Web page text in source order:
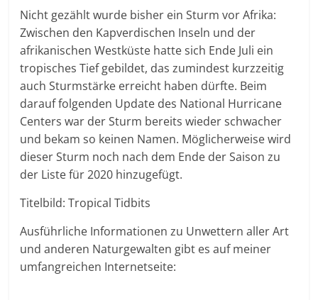
Nicht gezählt wurde bisher ein Sturm vor Afrika:
Zwischen den Kapverdischen Inseln und der
afrikanischen Westküste hatte sich Ende Juli ein
tropisches Tief gebildet, das zumindest kurzzeitig
auch Sturmstärke erreicht haben dürfte. Beim
darauf folgenden Update des National Hurricane
Centers war der Sturm bereits wieder schwacher
und bekam so keinen Namen. Möglicherweise wird
dieser Sturm noch nach dem Ende der Saison zu
der Liste für 2020 hinzugefügt.
Titelbild: Tropical Tidbits
Ausführliche Informationen zu Unwettern aller Art
und anderen Naturgewalten gibt es auf meiner
umfangreichen Internetseite: